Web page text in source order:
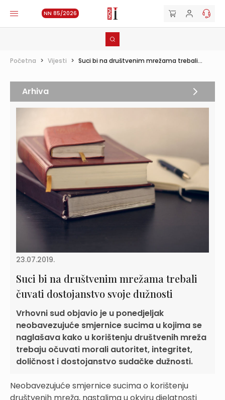
NN 85/2026
Početna > Vijesti > Suci bi na društvenim mrežama trebali...
23.07.2019.
Suci bi na društvenim mrežama trebali
čuvati dostojanstvo svoje dužnosti
Vrhovni sud objavio je u ponedjeljak
neobavezujuće smjernice sucima u kojima se
naglašava kako u korištenju društvenih mreža
trebaju očuvati morali autoritet, integritet,
doličnost i dostojanstvo sudačke dužnosti.
Neobavezujuće smjernice sucima o korištenju
Arhiva